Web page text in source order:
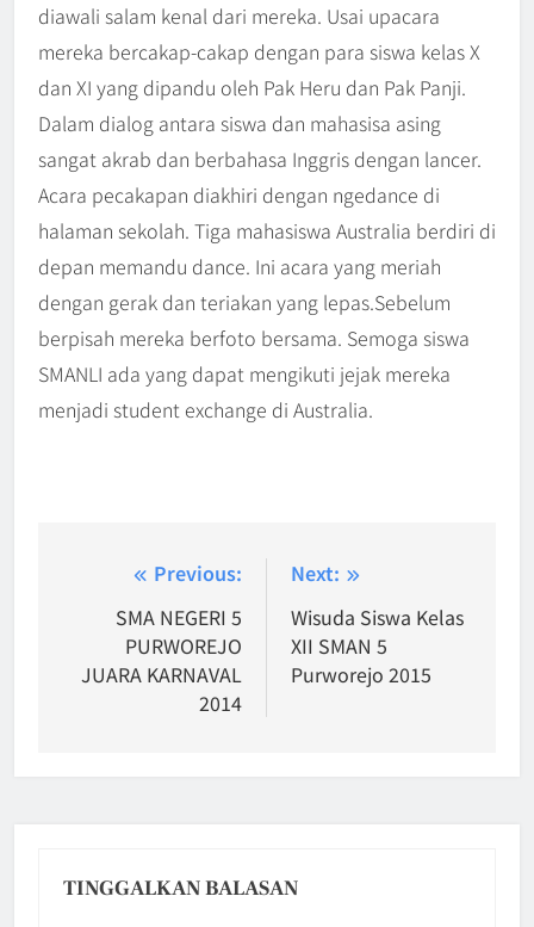
diawali salam kenal dari mereka. Usai upacara
mereka bercakap-cakap dengan para siswa kelas X
dan XI yang dipandu oleh Pak Heru dan Pak Panji.
Dalam dialog antara siswa dan mahasisa asing
sangat akrab dan berbahasa Inggris dengan lancer.
Acara pecakapan diakhiri dengan ngedance di
halaman sekolah. Tiga mahasiswa Australia berdiri di
depan memandu dance. Ini acara yang meriah
dengan gerak dan teriakan yang lepas.Sebelum
berpisah mereka berfoto bersama. Semoga siswa
SMANLI ada yang dapat mengikuti jejak mereka
menjadi student exchange di Australia.
NavigasiPrevious:
SMA NEGERI 5
PURWOREJO
JUARA KARNAVAL
2014
Next:
Wisuda Siswa Kelas
XII SMAN 5
Purworejo 2015
TINGGALKAN BALASAN